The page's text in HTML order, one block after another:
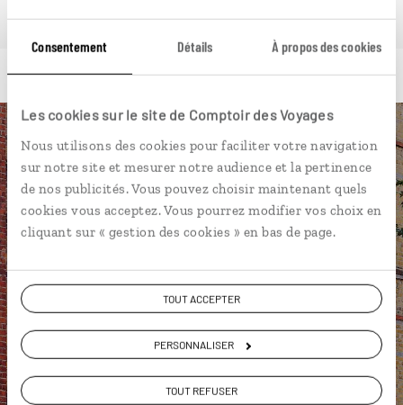
Consentement Détails À propos des cookies
Les cookies sur le site de Comptoir des Voyages
Nous utilisons des cookies pour faciliter votre navigation
sur notre site et mesurer notre audience et la pertinence
de nos publicités. Vous pouvez choisir maintenant quels
cookies vous acceptez. Vous pourrez modifier vos choix en
cliquant sur « gestion des cookies » en bas de page.
TOUT ACCEPTER
PERSONNALISER
TOUT REFUSER
Luciole,
l'appli qui vous guide en
Angleterre
clic
Notre sélection depubs
Les plus beaux châteaux et
L'album souvenirs à composer